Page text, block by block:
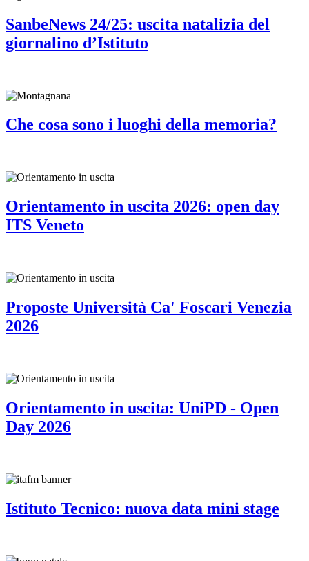
SanbeNews 24/25: uscita natalizia del
giornalino d’Istituto
Che cosa sono i luoghi della memoria?
Orientamento in uscita 2026: open day
ITS Veneto
Proposte Università Ca' Foscari Venezia
2026
Orientamento in uscita: UniPD - Open
Day 2026
Istituto Tecnico: nuova data mini stage